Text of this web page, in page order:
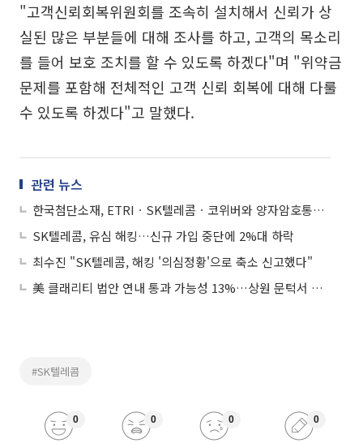
"고객신뢰회복위원회를 조속히 설치해서 신뢰가 상
실된 많은 부분들에 대해 조사를 하고, 고객의 목소리
를 들어 보호 조치를 할 수 있도록 하겠다"며 "위약금
문제를 포함해 전체적인 고객 신뢰 회복에 대해 다룰
수 있도록 하겠다"고 말했다.
관련 뉴스
한국첨단소재, ETRIㆍSK텔레콤ㆍ코위버와 양자암호통신 국가사업 협약 체결
SK텔레콤, 유심 해킹…신규 가입 중단에 2%대 하락
최수진 "SK텔레콤, 해킹 '의심정황'으로 축소 신고했다"
美 클래리티 법안 연내 통과 가능성 13%…상원 문턱서 제동
#SK텔레콤
0 0 0 0